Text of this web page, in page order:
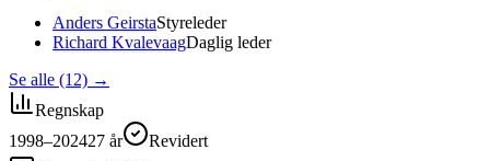
Anders GeirstaStyreleder
Richard KvalevaagDaglig leder
Se alle (12) →
Regnskap
1998–202427 år
Revidert